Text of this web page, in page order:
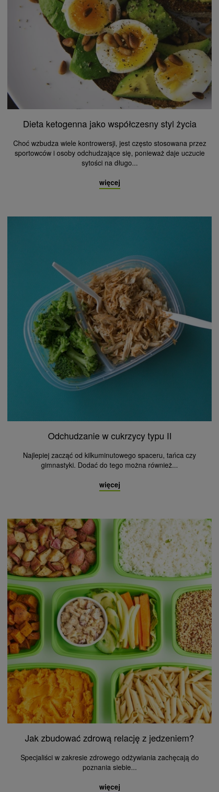
Dieta ketogenna jako współczesny styl życia
Choć wzbudza wiele kontrowersji, jest często stosowana przez
sportowców i osoby odchudzające się, ponieważ daje uczucie
sytości na długo...
więcej
Odchudzanie w cukrzycy typu II
Najlepiej zacząć od kilkuminutowego spaceru, tańca czy
gimnastyki. Dodać do tego można również...
więcej
Jak zbudować zdrową relację z jedzeniem?
Specjaliści w zakresie zdrowego odżywiania zachęcają do
poznania siebie...
więcej